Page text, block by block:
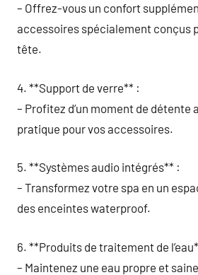
– Offrez-vous un confort
accessoires spécialement conçus
tête.
4. **Support de verre** :
– Profitez d’un moment de détente
pratique pour vos accessoires.
5. **Systèmes audio intégrés** :
– Transformez votre spa en un
des enceintes waterproof.
6. **Produits de traitement de
– Maintenez une eau propre et